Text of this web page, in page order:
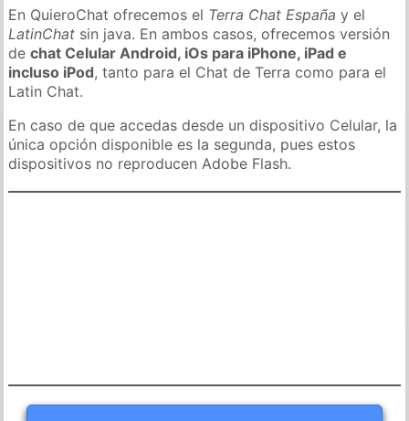
En QuieroChat ofrecemos el Terra Chat España y el
LatinChat sin java. En ambos casos, ofrecemos versión
dechat Celular Android, iOs para iPhone, iPad e
incluso iPod, tanto para el Chat de Terra como para el
Latin Chat.
En caso de que accedas desde un dispositivo Celular, la
única opción disponible es la segunda, pues estos
dispositivos no reproducen Adobe Flash.